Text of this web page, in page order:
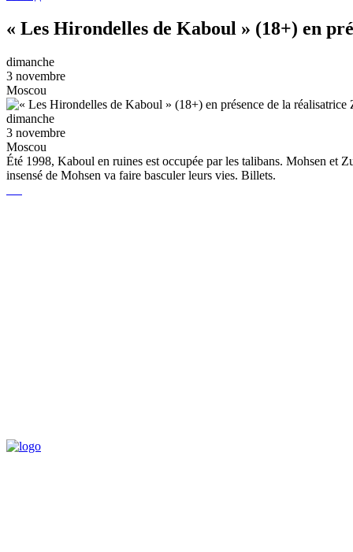
« Les Hirondelles de Kaboul » (18+) en
dimanche
3 novembre
Moscou
dimanche
3 novembre
Moscou
Été 1998, Kaboul en ruines est occupée par les talibans. Mohsen et
insensé de Mohsen va faire basculer leurs vies. Billets.